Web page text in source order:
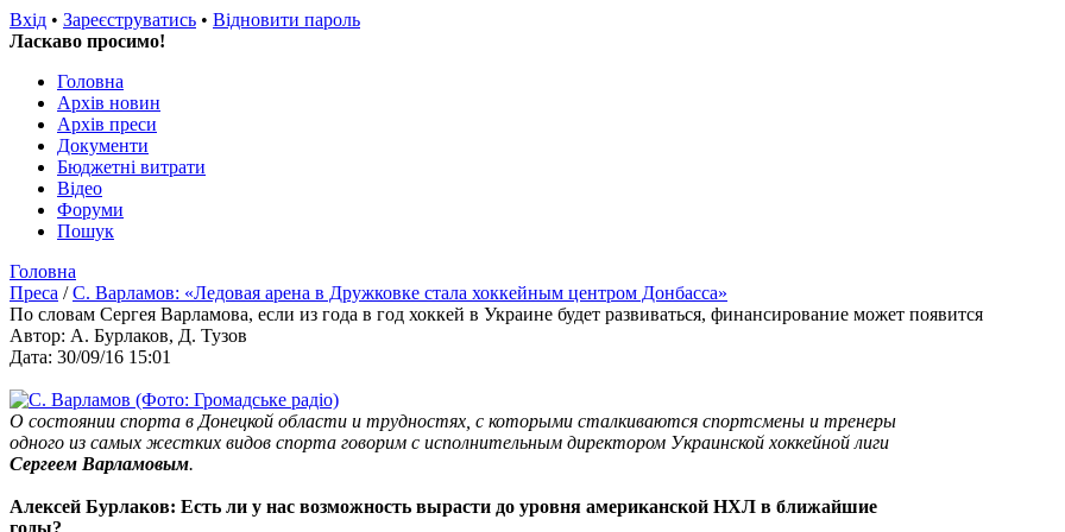
Вхід • Зареєструватись • Відновити пароль
Ласкаво просимо!
Головна
Архів новин
Архів преси
Документи
Бюджетні витрати
Відео
Форуми
Пошук
Головна
Преса /С. Варламов: «Ледовая арена в Дружковке стала хоккейным центром Донбасса»
По словам Сергея Варламова, если из года в год хоккей в Украине будет развиваться, финансирование может появится
Автор: А. Бурлаков, Д. Тузов
Дата: 30/09/16 15:01
О состоянии спорта в Донецкой области и трудностях, с которыми сталкиваются спортсмены и тренеры
одного из самых жестких видов спорта говорим с исполнительным директором Украинской хоккейной лиги
Сергеем Варламовым.
Алексей Бурлаков: Есть ли у нас возможность вырасти до уровня американской НХЛ в ближайшие
годы?